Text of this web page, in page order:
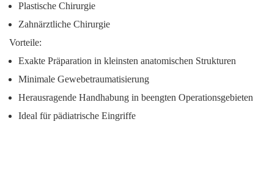
Plastische Chirurgie
Zahnärztliche Chirurgie
Vorteile:
Exakte Präparation in kleinsten anatomischen Strukturen
Minimale Gewebetraumatisierung
Herausragende Handhabung in beengten Operationsgebieten
Ideal für pädiatrische Eingriffe